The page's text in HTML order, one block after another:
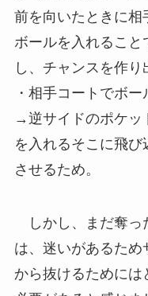
前を向いたときに
ボールを入れること
し、チャンスを作り
・相手コートでボ
→逆サイドのポケッ
を入れるそこに飛
させるため。
しかし、まだ奪っ
は、迷いがあるた
から抜けるためには